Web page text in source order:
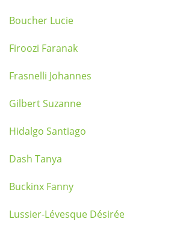
Boucher Lucie
Firoozi Faranak
Frasnelli Johannes
Gilbert Suzanne
Hidalgo Santiago
Dash Tanya
Buckinx Fanny
Lussier-Lévesque Désirée